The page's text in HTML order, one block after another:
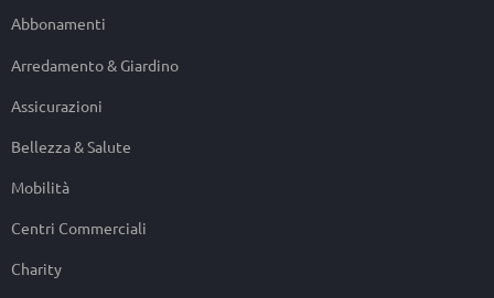
Abbonamenti
Arredamento & Giardino
Assicurazioni
Bellezza & Salute
Mobilità
Centri Commerciali
Charity